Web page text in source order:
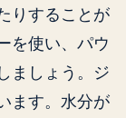
りすることが
を使い、パウ
ましょう。ジ
ます。水分が